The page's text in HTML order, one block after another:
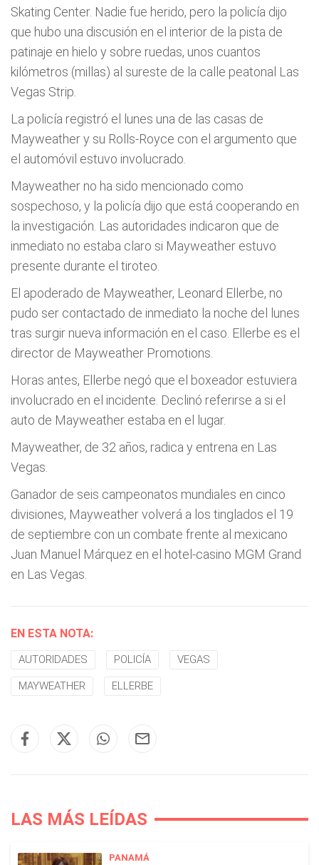
Skating Center. Nadie fue herido, pero la policía dijo
que hubo una discusión en el interior de la pista de
patinaje en hielo y sobre ruedas, unos cuantos
kilómetros (millas) al sureste de la calle peatonal Las
Vegas Strip.
La policía registró el lunes una de las casas de
Mayweather y su Rolls-Royce con el argumento que
el automóvil estuvo involucrado.
Mayweather no ha sido mencionado como
sospechoso, y la policía dijo que está cooperando en
la investigación. Las autoridades indicaron que de
inmediato no estaba claro si Mayweather estuvo
presente durante el tiroteo.
El apoderado de Mayweather, Leonard Ellerbe, no
pudo ser contactado de inmediato la noche del lunes
tras surgir nueva información en el caso. Ellerbe es el
director de Mayweather Promotions.
Horas antes, Ellerbe negó que el boxeador estuviera
involucrado en el incidente. Declinó referirse a si el
auto de Mayweather estaba en el lugar.
Mayweather, de 32 años, radica y entrena en Las
Vegas.
Ganador de seis campeonatos mundiales en cinco
divisiones, Mayweather volverá a los tinglados el 19
de septiembre con un combate frente al mexicano
Juan Manuel Márquez en el hotel-casino MGM Grand
en Las Vegas.
EN ESTA NOTA:
AUTORIDADES POLICÍA VEGAS
MAYWEATHER ELLERBE
LAS MÁS LEÍDAS
PANAMÁ